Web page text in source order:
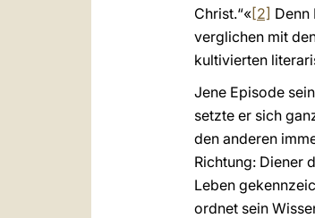
Christ.“«[2] Denn
verglichen mit
kultivierten
Jene Episode
setzte er sich
den anderen
Richtung: Diener
Leben
ordnet sein